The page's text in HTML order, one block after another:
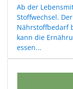
Ab der
Stoffwechsel.
Nährstoffbedarf
kann die
essen...